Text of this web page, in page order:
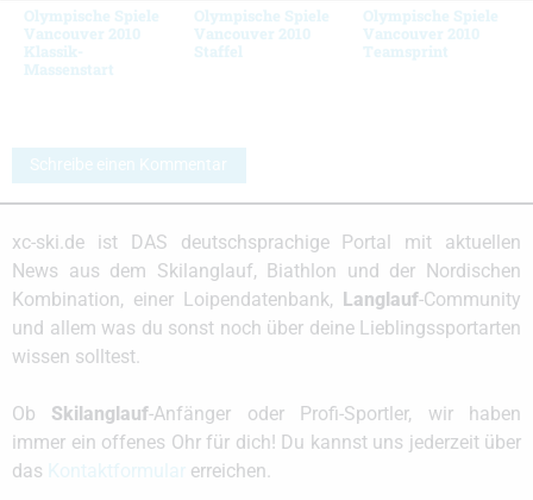
Olympische Spiele
Vancouver 2010
Klassik-
Massenstart
Olympische Spiele
Vancouver 2010
Staffel
Olympische Spiele
Vancouver 2010
Teamsprint
Schreibe einen Kommentar
xc-ski.de ist DAS deutschsprachige Portal mit aktuellen
News aus dem Skilanglauf, Biathlon und der Nordischen
Kombination, einer Loipendatenbank,
Langlauf-Community
und allem was du sonst noch über deine Lieblingssportarten
wissen solltest.
Ob Skilanglauf-Anfänger oder Profi-Sportler, wir haben
immer ein offenes Ohr für dich! Du kannst uns jederzeit über
das
erreichen.